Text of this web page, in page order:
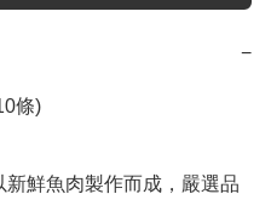
−
條)
鮮魚肉製作而成，嚴選品